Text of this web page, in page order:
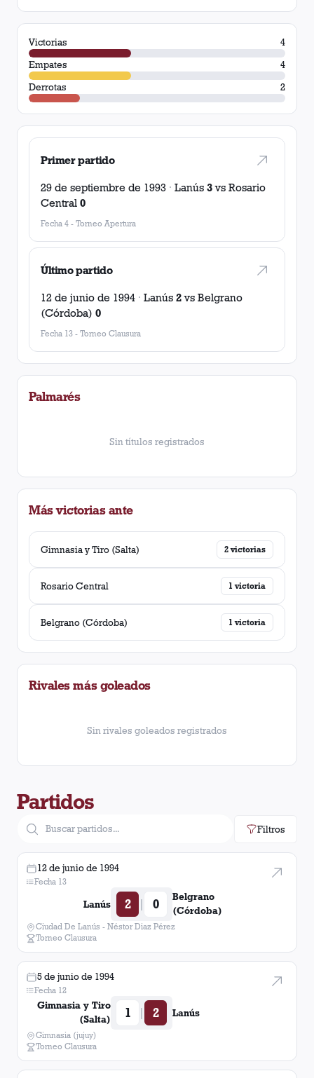
Victorias
4
Empates
4
Derrotas
2
Primer partido
29 de septiembre de 1993 · Lanús 3vs Rosario
Central 0
Fecha 4 - Torneo Apertura
Último partido
12 de junio de 1994 · Lanús 2vs Belgrano
(Córdoba) 0
Fecha 13 - Torneo Clausura
Palmarés
Sin títulos registrados
Más victorias ante
Gimnasia y Tiro (Salta) 2 victorias
Rosario Central 1 victoria
Belgrano (Córdoba) 1 victoria
Rivales más goleados
Sin rivales goleados registrados
Partidos
Filtros
12 de junio de 1994
Fecha 13
Lanús 2 | 0
Belgrano
(Córdoba)
Ciudad De Lanús - Néstor Diaz Pérez
Torneo Clausura
5 de junio de 1994
Fecha 12
Gimnasia y Tiro
(Salta)
1 | 2 Lanús
Gimnasia (jujuy)
Torneo Clausura